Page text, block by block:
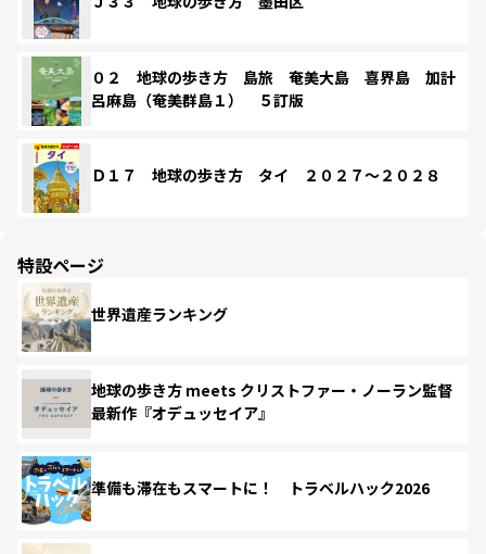
０２ 地球の歩き方 島旅 奄美大島 喜界島 加計
呂麻島（奄美群島１） ５訂版
Ｄ１７ 地球の歩き方 タイ ２０２７～２０２８
特設ページ
世界遺産ランキング
地球の歩き方 meets クリストファー・ノーラン監督
最新作『オデュッセイア』
準備も滞在もスマートに！ トラベルハック2026